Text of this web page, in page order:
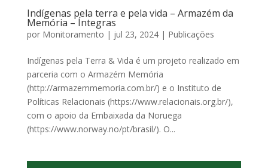
Indígenas pela terra e pela vida – Armazém da
Memória – Íntegras
por Monitoramento | jul 23, 2024| Publicações
Indígenas pela Terra & Vida é um projeto realizado em
parceria com o Armazém Memória
(http://armazemmemoria.com.br/) e o Instituto de
Políticas Relacionais (https://www.relacionais.org.br/),
com o apoio da Embaixada da Noruega
(https://www.norway.no/pt/brasil/). O...